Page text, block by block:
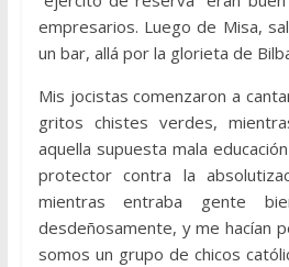
empresarios. Luego de Misa,
un bar, allá por la glorieta de
Mis jocistas comenzaron a
gritos chistes verdes,
aquella supuesta mala
protector contra la
mientras entraba gente
desdeñosamente, y me hacían
somos un grupo de chicos